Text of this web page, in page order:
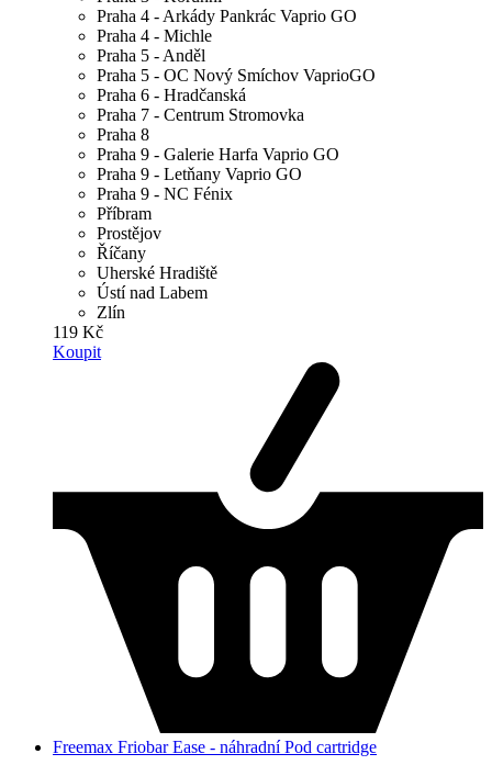
Praha 4 - Arkády Pankrác Vaprio GO
Praha 4 - Michle
Praha 5 - Anděl
Praha 5 - OC Nový Smíchov VaprioGO
Praha 6 - Hradčanská
Praha 7 - Centrum Stromovka
Praha 8
Praha 9 - Galerie Harfa Vaprio GO
Praha 9 - Letňany Vaprio GO
Praha 9 - NC Fénix
Příbram
Prostějov
Říčany
Uherské Hradiště
Ústí nad Labem
Zlín
119 Kč
Koupit
Freemax Friobar Ease - náhradní Pod cartridge